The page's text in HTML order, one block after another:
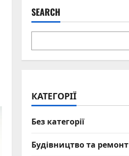
SEARCH
КАТЕГОРІЇ
Без категорії
Будівництво та ремонт